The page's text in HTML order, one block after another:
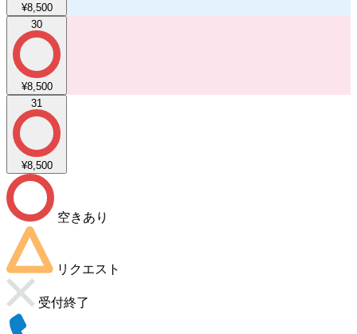
¥8,500
30
¥8,500
31
¥8,500
空きあり
リクエスト
受付終了